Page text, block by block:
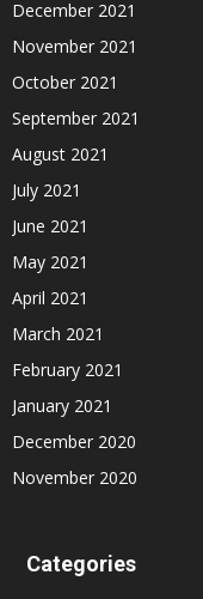
December 2021
November 2021
October 2021
September 2021
August 2021
July 2021
June 2021
May 2021
April 2021
March 2021
February 2021
January 2021
December 2020
November 2020
Categories